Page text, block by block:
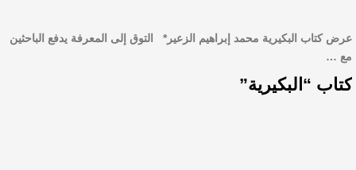
عرض كتاب البكيرية محمد إبراهيم الزعير* التوق إلى المعرفة يدفع الباحثين
مع …
كتاب “البكيرية”